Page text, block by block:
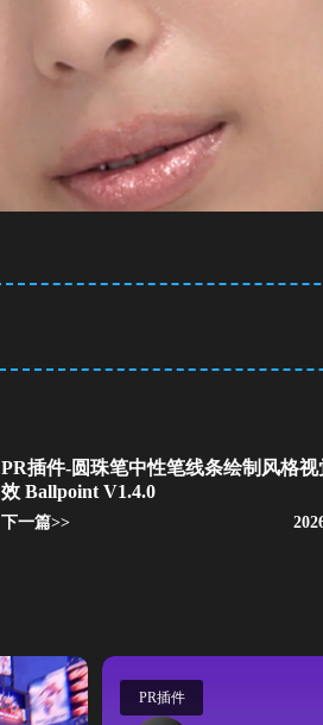
PR插件-圆珠笔中性笔线条绘制风格视
效 Ballpoint V1.4.0
下一篇>>
PR插件